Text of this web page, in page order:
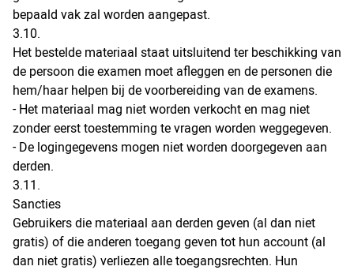
bepaald vak zal worden aangepast.
3.10.
Het bestelde materiaal staat uitsluitend ter beschikking van
de persoon die examen moet afleggen en de personen die
hem/haar helpen bij de voorbereiding van de examens.
- Het materiaal mag niet worden verkocht en mag niet
zonder eerst toestemming te vragen worden weggegeven.
- De logingegevens mogen niet worden doorgegeven aan
derden.
3.11.
Sancties
Gebruikers die materiaal aan derden geven (al dan niet
gratis) of die anderen toegang geven tot hun account (al
dan niet gratis) verliezen alle toegangsrechten. Hun